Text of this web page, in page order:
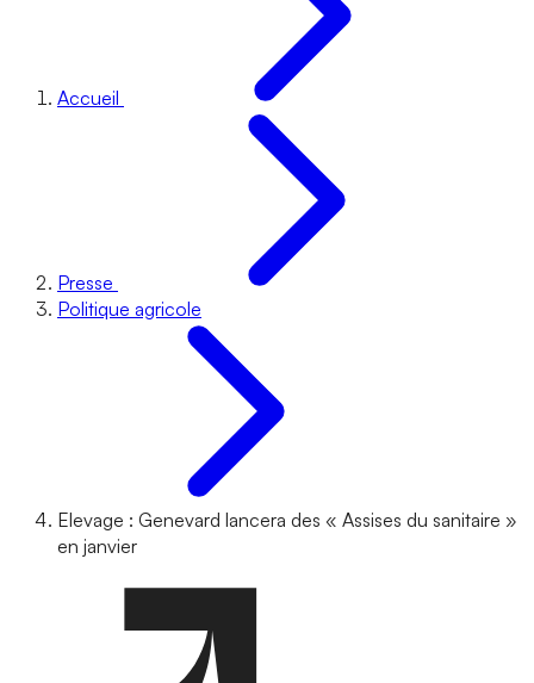
Accueil
Presse
Politique agricole
Elevage : Genevard lancera des « Assises du sanitaire »
en janvier